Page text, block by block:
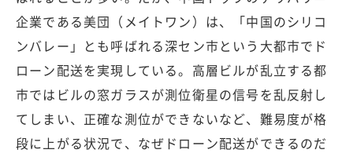
企業である美団（メイトワン）は、「中国のシリコ
ンバレー」とも呼ばれる深セン市という大都市でド
ローン配送を実現している。高層ビルが乱立する都
市ではビルの窓ガラスが測位衛星の信号を乱反射し
てしまい、正確な測位ができないなど、難易度が格
段に上がる状況で、なぜドローン配送ができるのだ